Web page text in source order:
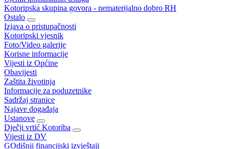
Kotoripska skupina govora - nematerijalno dobro RH
Ostalo
Izjava o pristupačnosti
Kotoripski vjesnik
Foto/Video galerije
Korisne informacije
Vijesti iz Općine
Obavijesti
Zaštita životinja
Informacije za poduzetnike
Sadržaj stranice
Najave događaja
Ustanove
Dječji vrtić Kotoriba
Vijesti iz DV
GOdišnji financijski izvještaji